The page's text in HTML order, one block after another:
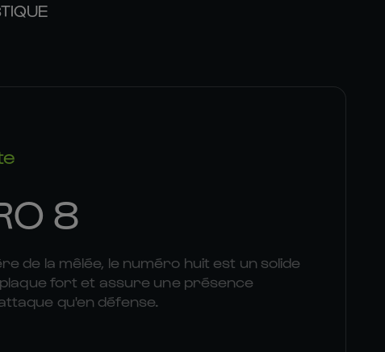
8
de la mêlée, le numéro huit est un solide
fort et assure une présence
qu'en défense.